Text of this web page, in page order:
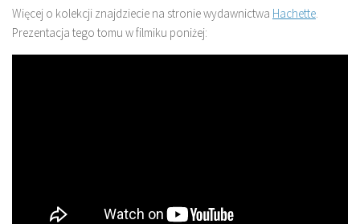
Więcej o kolekcji znajdziecie na stronie wydawnictwa Hachette.
Prezentacja tego tomu w filmiku poniżej: